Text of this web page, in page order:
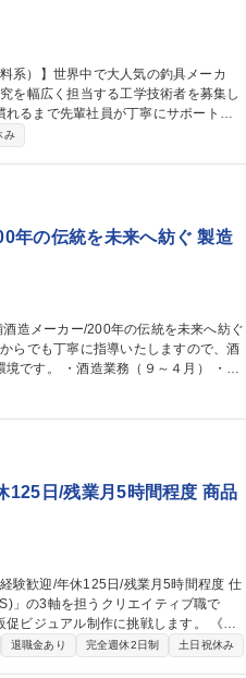
るまで先輩社員が丁寧にサポートい
職種 未経験可【兵
み
年の伝統を未来へ紡ぐ 製造
４月） ・お
業務は１年を通して行う業務です。
125日/残業月5時間程度 商品
」の3軸を担うクリエイティブ職で
ジュアル制作に挑戦します。 《企
デアを出していきます。そのアイデア
退職金あり 完全週休2日制 土日祝休み